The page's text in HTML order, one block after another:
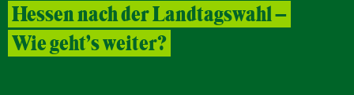
Hessen nach der Landtagswahl –
Wie geht’s weiter?